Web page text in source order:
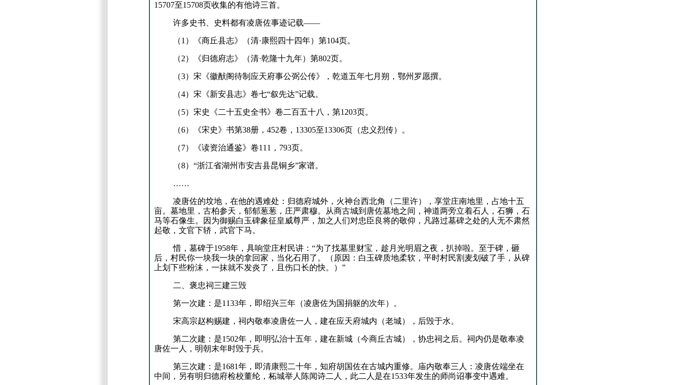
15707至15708页收集的有他诗三首。
许多史书、史料都有凌唐佐事迹记载——
（1 ）《商丘县志》（清·康熙四十四年）第104页。
（2）《归德府志》（清·乾隆十九年）第802页。
（3）宋《徽猷阁待制应天府事公弼公传》，乾道五年七月朔，鄂州罗愿撰。
（4）宋《新安县志》卷七“叙先达”记载。
（5）宋史《二十五史全书》卷二百五十八，第1203页。
（6）《宋史》书第38册， 452卷， 13305至13306页（忠义烈传）。
（7）《读资治通鉴》卷111 ， 793页。
（8）“浙江省湖州市安吉县昆铜乡”家谱。
……
凌唐佐的坟地，在他的遇难处： 归德府城外，火神台西北角（二里许），享堂庄南地里，占地十五
亩。 墓地里，古柏参天，郁郁葱葱，庄严肃穆。
从商古城到唐佐墓地之间，神道两旁立着石人，石狮，石
马等石像生。
因为御赐白玉碑象征皇威尊严，加之人们对忠臣良将的敬仰，凡路过墓碑之处的人无不肃然
起敬，文官下轿，武官下马。
惜，墓碑于1958年，具响堂庄村民讲： “为了找墓里财宝，趁月光明眉之夜，扒掉啦。 至于碑，砸
后，村民你一块我一块的拿回家，当化石用了。
（原因： 白玉碑质地柔软，平时村民割麦划破了手，从碑
上划下些粉沫，一抹就不发炎了，且伤口长的快。
）”
二、褒忠祠三建三毁
第一次建： 是1133年，即绍兴三年（凌唐佐为国捐躯的次年）。
宋高宗赵构赐建，祠内敬奉凌唐佐一人，建在应天府城内（老城），后毁于水。
第二次建： 是1502年，即明弘治十五年，建在新城（今商丘古城），协忠祠之后。 祠内仍是敬奉凌
唐佐一人，明朝末年时毁于兵。
第三次建： 是1681年，即清康熙二十年，知府胡国佐在古城内重修。 庙内敬奉三人： 凌唐佐端坐在
中间，另有明归德府检校董纶，柘城举人陈闻诗二人，此二人是在1533年发生的师尚诏事变中遇难。